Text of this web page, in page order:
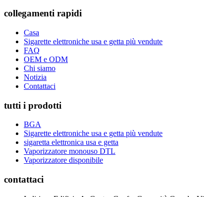
collegamenti rapidi
Casa
Sigarette elettroniche usa e getta più vendute
FAQ
OEM e ODM
Chi siamo
Notizia
Contattaci
tutti i prodotti
BGA
Sigarette elettroniche usa e getta più vendute
sigaretta elettronica usa e getta
Vaporizzatore monouso DTL
Vaporizzatore disponibile
contattaci